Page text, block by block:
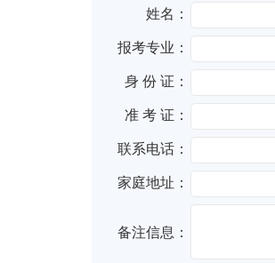
姓名：
报考专业：
身 份 证：
准 考 证：
联系电话：
家庭地址：
备注信息：